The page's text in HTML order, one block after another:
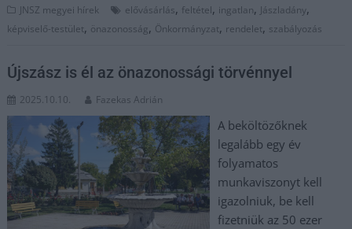
JNSZ megyei hírek elővásárlás, feltétel, ingatlan, Jászladány,
képviselő-testület, önazonosság, Önkormányzat, rendelet, szabályozás
Újszász is él az önazonossági törvénnyel
2025.10.10. Fazekas Adrián
A beköltözőknek
legalább egy év
folyamatos
munkaviszonyt kell
igazolniuk, be kell
fizetniük az 50 ezer